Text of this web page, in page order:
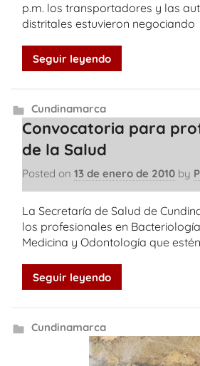
p.m. los transportadores y las
distritales estuvieron negociando
Seguir leyendo
Cundinamarca
Convocatoria para
de la Salud
Posted on 13 de enero de 2010 by
La Secretaría de Salud de
los profesionales en
Medicina y Odontología que
Seguir leyendo
Cundinamarca